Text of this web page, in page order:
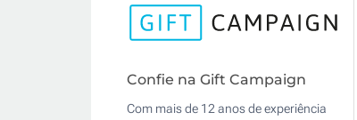
Confie na Gift Campaign
Com mais de 12 anos de experiência